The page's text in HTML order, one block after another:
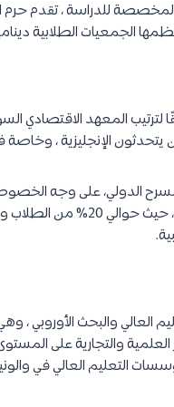
للدراسة ، تقدم حرم
الجمعيات الطلابية
يتحدثون الإنجليزية ،
الدولي، على وجه
العالي والبحث الأوروبي
والتجارية على المستوى
التعليم العالي في